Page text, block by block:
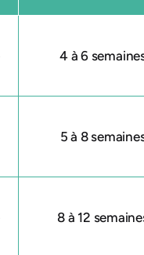
4 à 6
5 à 8
8 à 12